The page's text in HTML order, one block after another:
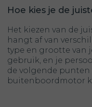
Hoe kies je de
Het kiezen van de
hangt af van
type en grootte van
gebruik, en je
de volgende punten
buitenboordmotor